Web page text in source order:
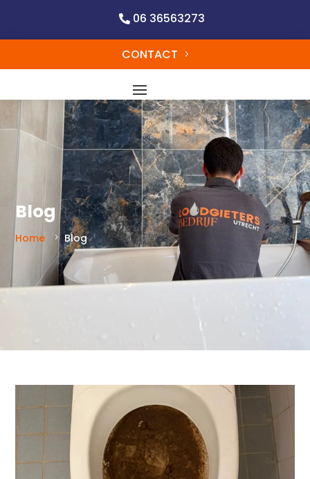
06 36563273
CONTACT
Blog
Home Blog